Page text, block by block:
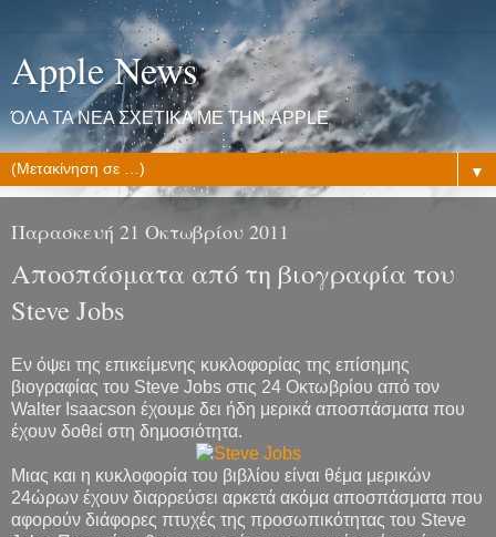
Apple News
ΌΛΑ ΤΑ ΝΕΑ ΣΧΕΤΙΚΑ ΜΕ ΤΗΝ APPLE
▼
Παρασκευή 21 Οκτωβρίου 2011
Αποσπάσματα από τη βιογραφία του
Steve Jobs
Εν όψει της επικείμενης κυκλοφορίας της επίσημης
βιογραφίας του Steve Jobs στις 24 Οκτωβρίου από τον
Walter Isaacson έχουμε δει ήδη μερικά αποσπάσματα που
έχουν δοθεί στη δημοσιότητα.
Μιας και η κυκλοφορία του βιβλίου είναι θέμα μερικών
24ώρων έχουν διαρρεύσει αρκετά ακόμα αποσπάσματα που
αφορούν διάφορες πτυχές της προσωπικότητας του Steve